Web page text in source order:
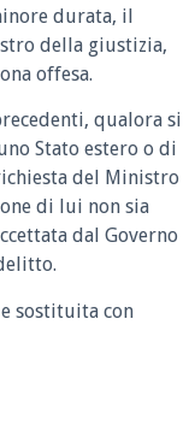
durata, il
della giustizia,
offesa.
qualora si
Stato estero o di
del Ministro
di lui non sia
dal Governo
sostituita con